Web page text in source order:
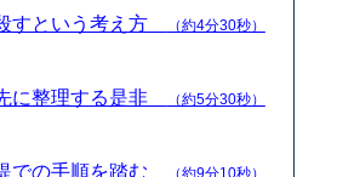
すという考え方 （約4分30秒）
に整理する是非 （約5分30秒）
での手順を踏む （約9分10秒）